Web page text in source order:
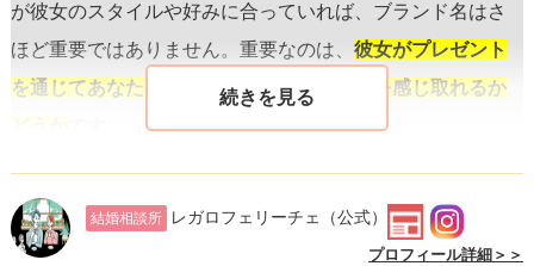
が彼女のスタイルや好みに合っていれば、ブランド名はさ
ほど重要ではありません。重要なのは、 彼女がプレゼント
を通じてあなたの愛情や、彼女への気持ちを感じ取れるか
また、プレゼントを渡す際には、
なぜそのマフラーを選ん
だのか、
を伝えることも忘れ
結婚相談所 レガロフェリーチェ （公式）
プロフィール詳細＞＞